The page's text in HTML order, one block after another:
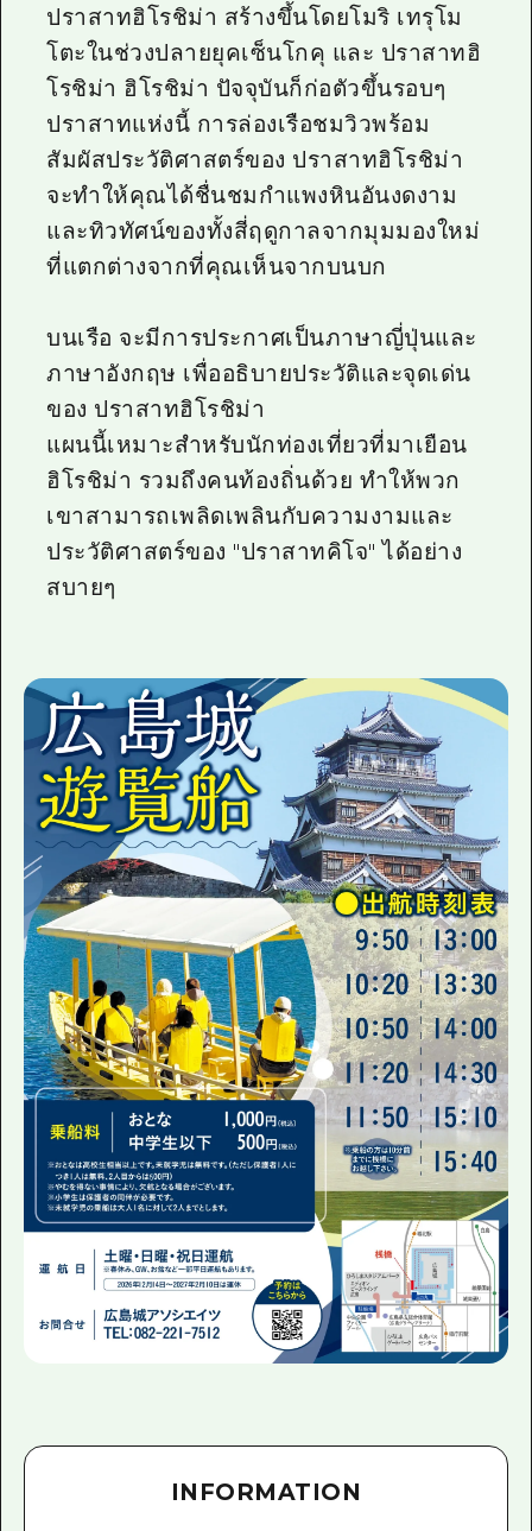
ปราสาทฮิโรชิม่า สร้างขึ้นโดยโมริ เทรุโม
โตะในช่วงปลายยุคเซ็นโกคุ และ ปราสาทฮิ
โรชิม่า ฮิโรชิม่า ปัจจุบันก็ก่อตัวขึ้นรอบๆ
ปราสาทแห่งนี้ การล่องเรือชมวิวพร้อม
สัมผัสประวัติศาสตร์ของ ปราสาทฮิโรชิม่า
จะทำให้คุณได้ชื่นชมกำแพงหินอันงดงาม
และทิวทัศน์ของทั้งสี่ฤดูกาลจากมุมมองใหม่
ที่แตกต่างจากที่คุณเห็นจากบนบก
บนเรือ จะมีการประกาศเป็นภาษาญี่ปุ่นและ
ภาษาอังกฤษ เพื่ออธิบายประวัติและจุดเด่น
ของ ปราสาทฮิโรชิม่า
แผนนี้เหมาะสำหรับนักท่องเที่ยวที่มาเยือน
ฮิโรชิม่า รวมถึงคนท้องถิ่นด้วย ทำให้พวก
เขาสามารถเพลิดเพลินกับความงามและ
ประวัติศาสตร์ของ "ปราสาทคิโจ" ได้อย่าง
สบายๆ
INFORMATION